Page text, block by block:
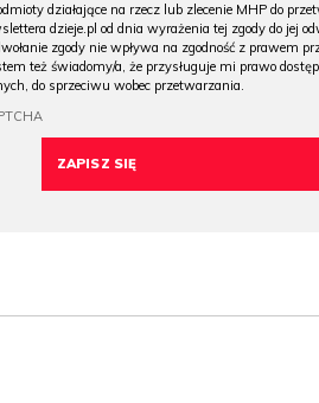
działające na rzecz lub zlecenie MHP do
dzieje.pl od dnia wyrażenia tej zgody do jej
zgody nie wpływa na zgodność z prawem
też świadomy/a, że przysługuje mi prawo
do sprzeciwu wobec przetwarzania.